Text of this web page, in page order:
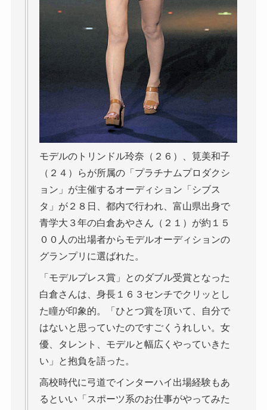
モデルのトリンドル玲奈（２６）、筧美和子
（２４）らが所属の「プラチナムプロダクシ
ョン」が主催するオーディション「シブス
タ」が２８日、都内で行われ、富山県出身で
青学大３年の白倉あやさん（２１）が約１５
００人の出場者からモデルオーディションの
グランプリに選ばれた。
「モデルプレス賞」とのダブル受賞となった
白倉さんは、身長１６３センチでクリッとし
た瞳が印象的。「ひとつ賞を頂いて、自分で
はないと思っていたのですごくうれしい。女
優、タレント、モデルと幅広くやっていきた
い」と抱負を語った。
高校時代に弓道でインターハイ出場経験もあ
るといい「スポーツ系のお仕事がやってみた